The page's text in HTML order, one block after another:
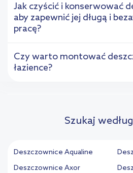
Jak czyścić i konserwować
aby zapewnić jej długą i
pracę?
Czy warto montować
łazience?
Szukaj
Deszczownice Aqualine
Deszczownice Axor